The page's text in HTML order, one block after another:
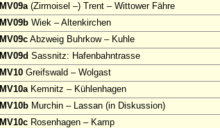
MV09a(Zirmoisel –) Trent – Wittower Fähre
MV09b Wiek – Altenkirchen
MV09c Abzweig Buhrkow – Kuhle
MV09d Sassnitz: Hafenbahntrasse
MV10 Greifswald – Wolgast
MV10aKemnitz – Kühlenhagen
MV10b Murchin – Lassan (in Diskussion)
MV10c Rosenhagen – Kamp